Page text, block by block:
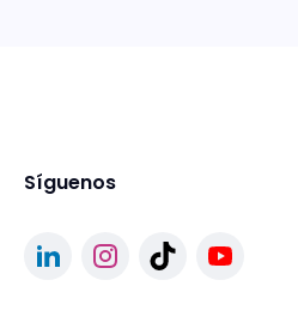
Síguenos